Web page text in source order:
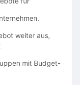
weiter aus,
mit Budget-